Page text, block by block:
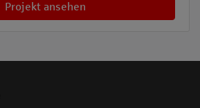
Projekt ansehen